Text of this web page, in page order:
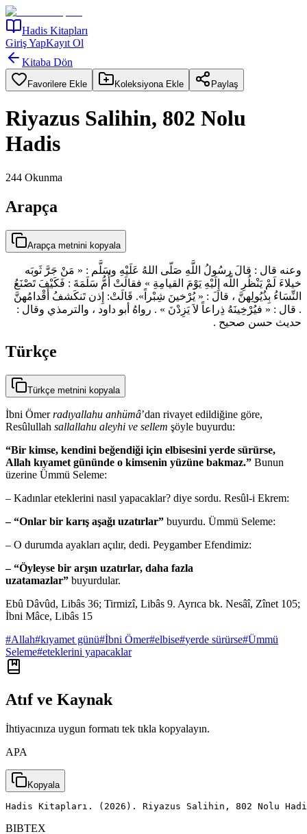
Hadis Kitapları
Giriş YapKayıt Ol
Kitaba Dön
Favorilere Ekle Koleksiyona Ekle Paylaş
Riyazus Salihin, 802 Nolu
Hadis
244 Okunma
Arapça
Arapça metnini kopyala
وعنه قال : قالَ رسُولُ اللَّهِ صَلّى اللهُ عَلَيْهِ وسَلَّم : « مَنْ جَرَّ ثَوبَه
خيلاءَ لَمْ يَنْظُرِ اللَّه إِلَيْهِ يَوْمَ القيامِةِ » فقالَتْ أُمُّ سَلَمَةَ : فَكَيْفَ تَصْنَعُ
النِّسَاءُ بِذُيُولِهنَّ ، قالَ : « يُرْخينَ شِبْراً». قَالَتْ: إِذن تَنكَشفُ أَقْدامُهنَّ
. قال : « فيُرْخِينَهُ ذِراعاً لاَ يَزِدْنَ » . رواهُ أبو داود ، والترمذي وقال :
حديث حسن صحيح .
Türkçe
Türkçe metnini kopyala
İbni Ömerradıyallahu anhümâ’dan rivayet edildiğine göre,
Resûlullah sallallahu aleyhi ve sellem şöyle buyurdu:
“Bir kimse, kendini beğendiği için elbisesini yerde sürürse,
Allah kıyamet gününde o kimsenin yüzüne bakmaz.” Bunun
üzerine Ümmü Seleme:
– Kadınlar eteklerini nasıl yapacaklar? diye sordu. Resûl-i Ekrem:
– “Onlar bir karış aşağı uzatırlar” buyurdu. Ümmü Seleme:
– O durumda ayakları açılır, dedi. Peygamber Efendimiz:
– “Öyleyse bir arşın uzatırlar, daha fazla
uzatamazlar” buyurdular.
Ebû Dâvûd, Libâs 36; Tirmizî, Libâs 9. Ayrıca bk. Nesâî, Zînet 105;
İbni Mâce, Libâs 15
#Allah#kıyamet günü#İbni Ömer#elbise#yerde sürürse#Ümmü
Seleme#eteklerini yapacaklar
Atıf ve Kaynak
İhtiyacınıza uygun formatı tek tıkla kopyalayın.
APA
Kopyala
Hadis Kitapları. (2026). Riyazus Salihin, 802 Nolu
BIBTEX